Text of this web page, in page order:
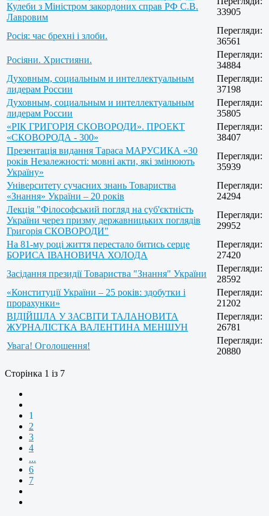
Кулеби з Міністром закордоних справ РФ С.В.
Лавровим
33905
Росія: час брехні і злоби.
Перегляди:
36561
Росіяни. Християни.
Перегляди:
34884
Духовным, социальным и интеллектуальным
лидерам России
Перегляди:
37198
Духовным, социальным и интеллектуальным
лидерам России
Перегляди:
35805
«РІК ГРИГОРІЯ СКОВОРОДИ». ПРОЕКТ
«СКОВОРОДА - 300»
Перегляди:
38407
Презентація видання Тараса МАРУСИКА «30
років Незалежності: мовні акти, які змінюють
Україну»
Перегляди:
35939
Університету сучасних знань Товариства
«Знання» України – 20 років
Перегляди:
24294
Лекція "Філософський погляд на суб'єктність
України через призму державницьких поглядів
Григорія СКОВОРОДИ"
Перегляди:
29952
На 81-му році життя перестало битись серце
БОРИСА ІВАНОВИЧА ХОЛОДА
Перегляди:
27420
Засідання президії Товариства "Знання" України
Перегляди:
28592
«Конституції України – 25 років: здобутки і
прорахунки»
Перегляди:
21202
ВІДІЙШЛА У ЗАСВІТИ ТАЛАНОВИТА
ЖУРНАЛІСТКА ВАЛЕНТИНА МЕНШУН
Перегляди:
26781
Увага! Оголошення!
Перегляди:
20880
Сторінка 1 із 7
1
2
3
4
...
6
7